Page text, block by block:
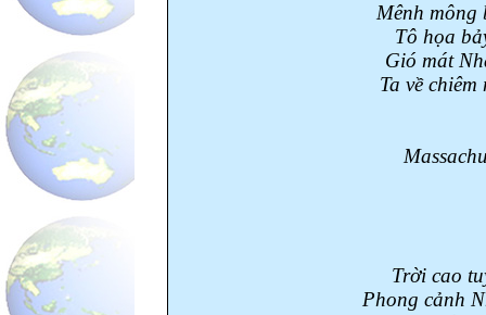
Mênh mông
Tô họa
Gió mát
Ta về
Trời cao
Phong cảnh